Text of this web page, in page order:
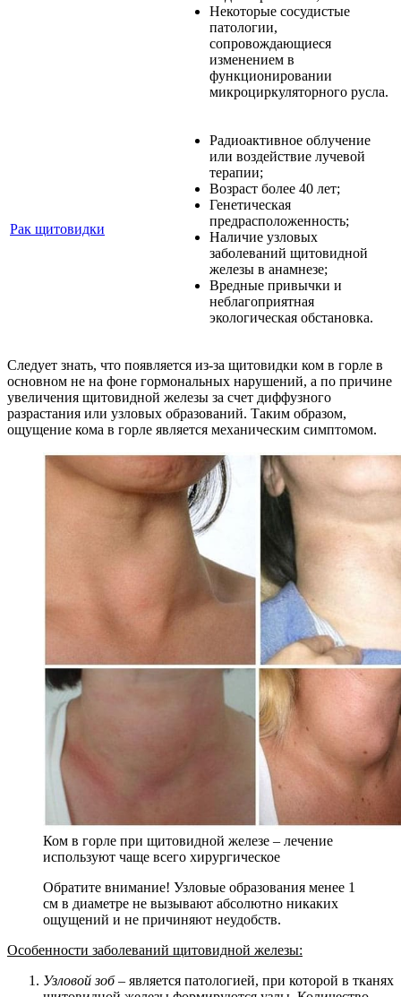
Некоторые сосудистые
патологии,
сопровождающиеся
изменением в
функционировании
микроциркуляторного русла.
Рак щитовидки
Радиоактивное облучение
или воздействие лучевой
терапии;
Возраст более 40 лет;
Генетическая
предрасположенность;
Наличие узловых
заболеваний щитовидной
железы в анамнезе;
Вредные привычки и
неблагоприятная
экологическая обстановка.
Следует знать, что появляется из-за щитовидки ком в горле в
основном не на фоне гормональных нарушений, а по причине
увеличения щитовидной железы за счет диффузного
разрастания или узловых образований. Таким образом,
ощущение кома в горле является механическим симптомом.
Ком в горле при щитовидной железе – лечение
используют чаще всего хирургическое
Обратите внимание! Узловые образования менее 1
см в диаметре не вызывают абсолютно никаких
ощущений и не причиняют неудобств.
Особенности заболеваний щитовидной железы:
Узловой зоб– является патологией, при которой в тканях